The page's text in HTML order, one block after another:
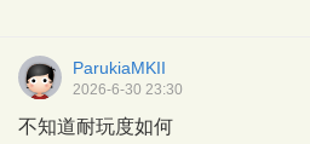
ParukiaMKII
2026-6-30 23:30
不知道耐玩度如何